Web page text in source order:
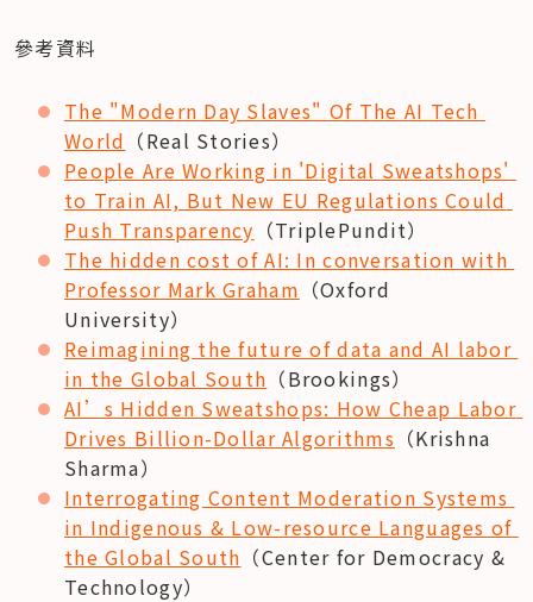
參考資料
The "Modern Day Slaves" Of The AI Tech
World （Real Stories）
People Are Working in 'Digital Sweatshops'
to Train AI, But New EU Regulations Could
Push Transparency （TriplePundit）
The hidden cost of AI: In conversation with
Professor Mark Graham （Oxford
University）
Reimagining the future of data and AI labor
in the Global South （Brookings）
AI’s Hidden Sweatshops: How Cheap Labor
Drives Billion-Dollar Algorithms （Krishna
Sharma）
Interrogating Content Moderation Systems
in Indigenous & Low-resource Languages of
the Global South （Center for Democracy &
Technology）